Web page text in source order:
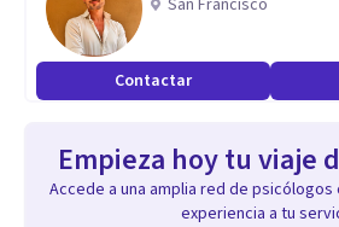
San Francisco
Contactar
Empieza hoy tu viaje
Accede a una amplia red de psicólogos
experiencia a tu